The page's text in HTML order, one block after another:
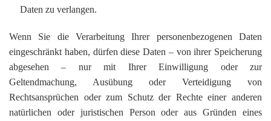
Daten zu verlangen.
Wenn Sie die Verarbeitung Ihrer personenbezogenen Daten
eingeschränkt haben, dürfen diese Daten – von ihrer Speicherung
abgesehen – nur mit Ihrer Einwilligung oder zur
Geltendmachung, Ausübung oder Verteidigung von
Rechtsansprüchen oder zum Schutz der Rechte einer anderen
natürlichen oder juristischen Person oder aus Gründen eines